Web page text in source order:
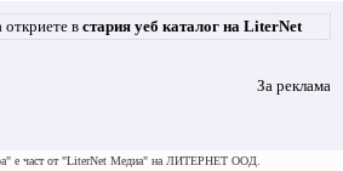
в стария уеб каталог на LiterNet
За реклама
е част от "LiterNet Медиа" на ЛИТЕРНЕТ ООД.